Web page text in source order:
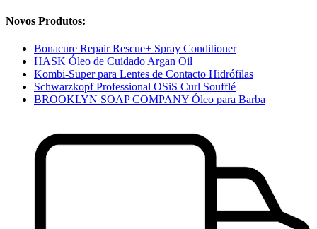
Novos Produtos:
Bonacure Repair Rescue+ Spray Conditioner
HASK Óleo de Cuidado Argan Oil
Kombi-Super para Lentes de Contacto Hidrófilas
Schwarzkopf Professional OSiS Curl Soufflé
BROOKLYN SOAP COMPANY Óleo para Barba